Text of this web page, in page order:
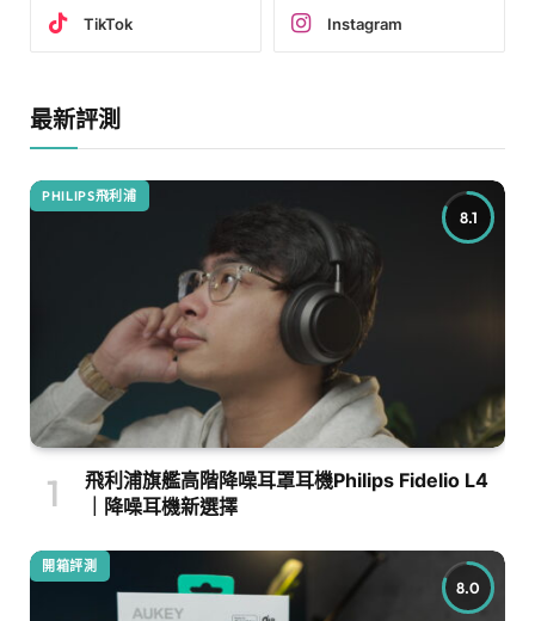
TikTok Instagram
最新評測
8.1
PHILIPS飛利浦
飛利浦旗艦高階降噪耳罩耳機Philips Fidelio L4
｜降噪耳機新選擇
8.0
開箱評測